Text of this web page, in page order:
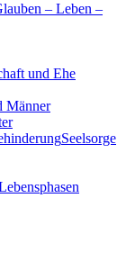
– Leben –
und Ehe
Männer
Seelsorge